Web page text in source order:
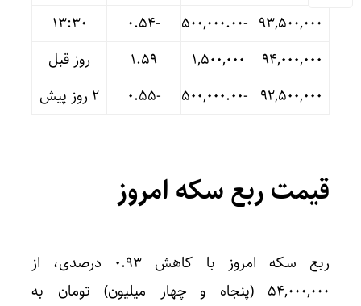
۹۳,۵۰۰,۰۰۰ -۵۰۰,۰۰۰.۰۰ -۰.۵۴
13:30
۹۴,۰۰۰,۰۰۰
۱,۵۰۰,۰۰۰ ۱.۵۹
روز قبل
۹۲,۵۰۰,۰۰۰ -۵۰۰,۰۰۰.۰۰ -۰.۵۵ ۲ روز پیش
قیمت ربع سکه امروز
ربع سکه امروز با کاهش ۰.۹۳ درصدی، از
۵۴,۰۰۰,۰۰۰ (پنجاه و چهار میلیون) تومان به